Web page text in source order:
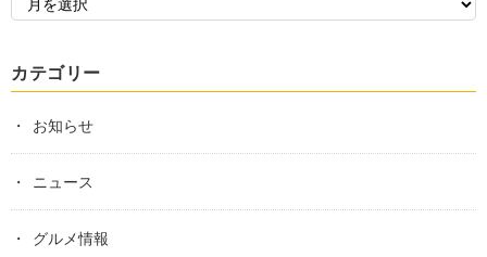
カテゴリー
お知らせ
ニュース
グルメ情報